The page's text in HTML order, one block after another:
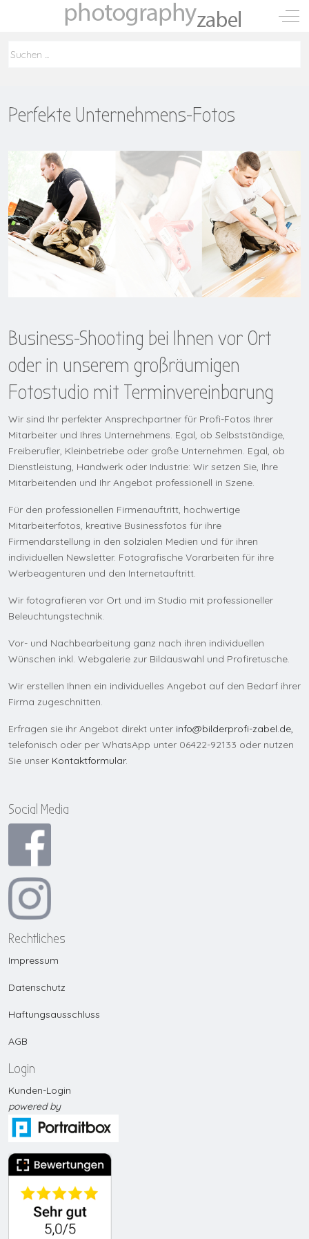
Mobile Menu Toggle Off-
Perfekte Unternehmens-Fotos
Business-Shooting bei Ihnen vor Ort
oder in unserem großräumigen
Fotostudio mit Terminvereinbarung
Wir sind Ihr perfekter Ansprechpartner für Profi-Fotos Ihrer
Mitarbeiter und Ihres Unternehmens. Egal, ob Selbstständige,
Freiberufler, Kleinbetriebe oder große Unternehmen. Egal, ob
Dienstleistung, Handwerk oder Industrie: Wir setzen Sie, Ihre
Mitarbeitenden und Ihr Angebot professionell in Szene.
Für den professionellen Firmenauftritt, hochwertige
Mitarbeiterfotos, kreative Businessfotos für ihre
Firmendarstellung in den solzialen Medien und für ihren
individuellen Newsletter. Fotografische Vorarbeiten für ihre
Werbeagenturen und den Internetauftritt.
Wir fotografieren vor Ort und im Studio mit professioneller
Beleuchtungstechnik.
Vor- und Nachbearbeitung ganz nach ihren individuellen
Wünschen inkl. Webgalerie zur Bildauswahl und Profiretusche.
Wir erstellen Ihnen ein individuelles Angebot auf den Bedarf ihrer
Firma zugeschnitten.
Erfragen sie ihr Angebot direkt unter info@bilderprofi-zabel.de
telefonisch oder per WhatsApp unter 06422-92133 oder nutzen
Sie unser Kontaktformular.
Social Media
Rechtliches
Impressum
Datenschutz
Haftungsausschluss
AGB
Login
Kunden-Login
powered by